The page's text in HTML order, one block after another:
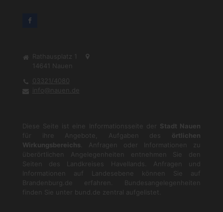
Rathausplatz 1
14641
Nauen
03321/4080
info@nauen.de
Diese Seite ist eine Informationsseite der Stadt Nauen
für ihre Angebote, Aufgaben des örtlichen
Wirkungsbereichs . Anfragen oder Informationen zu
überörtlichen Angelegenheiten entnehmen Sie den
Seiten des Landkreises Havellands. Anfragen und
Informationen auf Landesebene können Sie auf
Brandenburg.de
erfahren. Bundesangelegenheiten
finden Sie unter
bund.de zentral aufgelistet.